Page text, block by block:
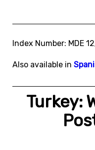
Index Number: MDE
Also available in
Turkey: